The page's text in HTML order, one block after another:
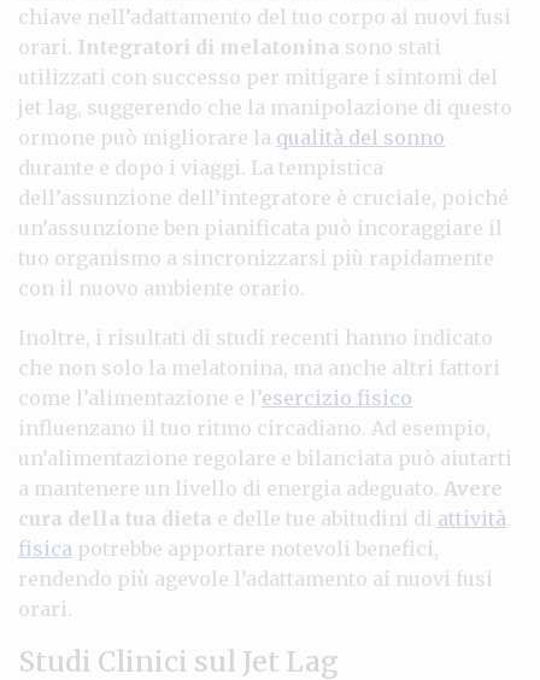
chiave nell’adattamento del tuo corpo ai nuovi fusi
orari. Integratori di melatonina sono stati
utilizzati con successo per mitigare i sintomi del
jet lag, suggerendo che la manipolazione di questo
ormone può migliorare la qualità del sonno
durante e dopo i viaggi. La tempistica
dell’assunzione dell’integratore è cruciale, poiché
un’assunzione ben pianificata può incoraggiare il
tuo organismo a sincronizzarsi più rapidamente
con il nuovo ambiente orario.
Inoltre, i risultati di studi recenti hanno indicato
che non solo la melatonina, ma anche altri fattori
come l’alimentazione e l’esercizio fisico
influenzano il tuo ritmo circadiano. Ad esempio,
un’alimentazione regolare e bilanciata può aiutarti
a mantenere un livello di energia adeguato. Avere
cura della tua dieta e delle tue abitudini di attività
fisica potrebbe apportare notevoli benefici,
rendendo più agevole l’adattamento ai nuovi fusi
orari.
Studi Clinici sul Jet Lag